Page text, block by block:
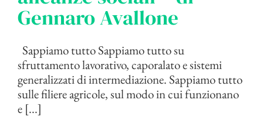
Gennaro Avallone
Sappiamo tutto Sappiamo tutto su
sfruttamento lavorativo, caporalato e sistemi
generalizzati di intermediazione. Sappiamo tutto
sulle filiere agricole, sul modo in cui funzionano
e [...]